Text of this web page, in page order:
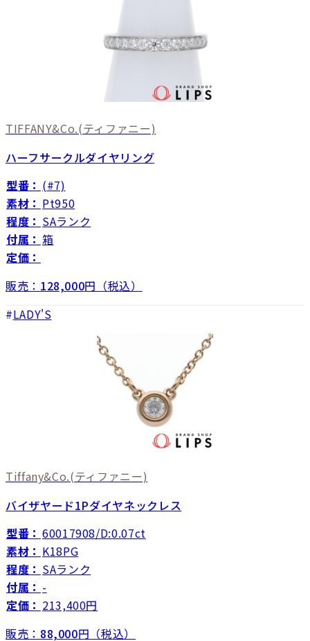
TIFFANY&Co.(ティファニー)
ハーフサークルダイヤリング
型番： (#7)
素材： Pt950
程度： SAランク
付属： 箱
定価：
販売： 128,000円（税込）
LADY'S
Tiffany&Co.(ティファニー)
バイザヤード1Pダイヤネックレス
型番： 60017908/D:0.07ct
素材： K18PG
程度： SAランク
付属： -
定価： 213,400円
販売： 88,000円（税込）